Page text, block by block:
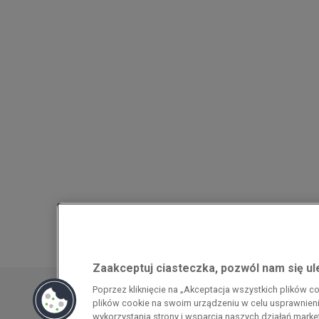
energochłonnego związana z cenami
pomoc w ramach programu rządowego
Zaakceptuj ciasteczka, pozwól nam się
Poprzez kliknięcie na „Akceptacja wszystkich plików
plików cookie na swoim urządzeniu w celu
wykorzystania strony i wsparcia naszych działań